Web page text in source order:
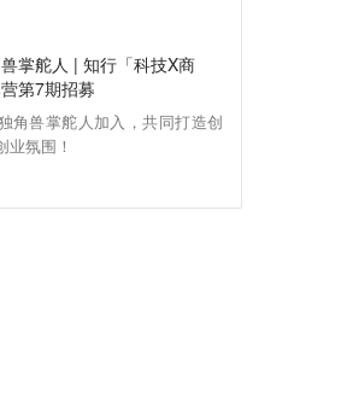
掌舵人 | 知行「科技X商
第7期招募
角兽掌舵人加入，共同打造创
业氛围！